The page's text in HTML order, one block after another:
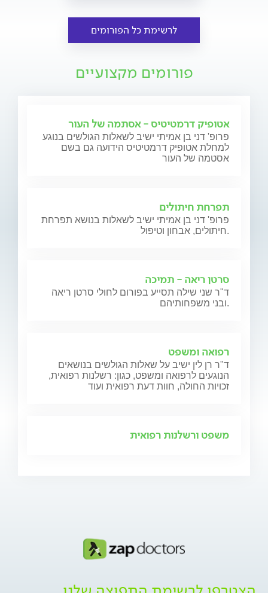
לרשימת כל הפורומים
פורומים מקצועיים
אטופיק דרמטיטיס - אסתמה של העור
פרופ' דני בן אמיתי ישיב לשאלות הגולשים בנוגע
למחלת אטופיק דרמטיטיס הידועה גם בשם
אסטמה של העור
תפרחת חיתולים
פרופ' דני בן אמיתי ישיב לשאלות בנושא תפרחת
חיתולים, אבחון וטיפול.
סרטן ריאה - תמיכה
ד"ר שני שילה תסייע בפורום לחולי סרטן ריאה
ובני משפחותיהם.
רפואה ומשפט
ד"ר רן לין ישיב על שאלות הגולשים בנושאים
הנוגעים לרפואה ומשפט, כגון: רשלנות רפואית,
זכויות החולה, חוות דעת רפואית ועוד
משפט ורשלנות רפואית